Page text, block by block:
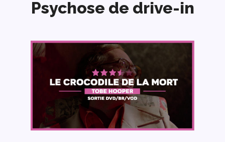
Psychose de drive-in